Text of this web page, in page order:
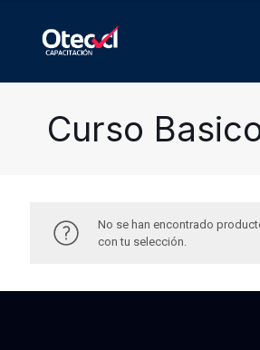
Curso
No se han encontrado
con tu selección.